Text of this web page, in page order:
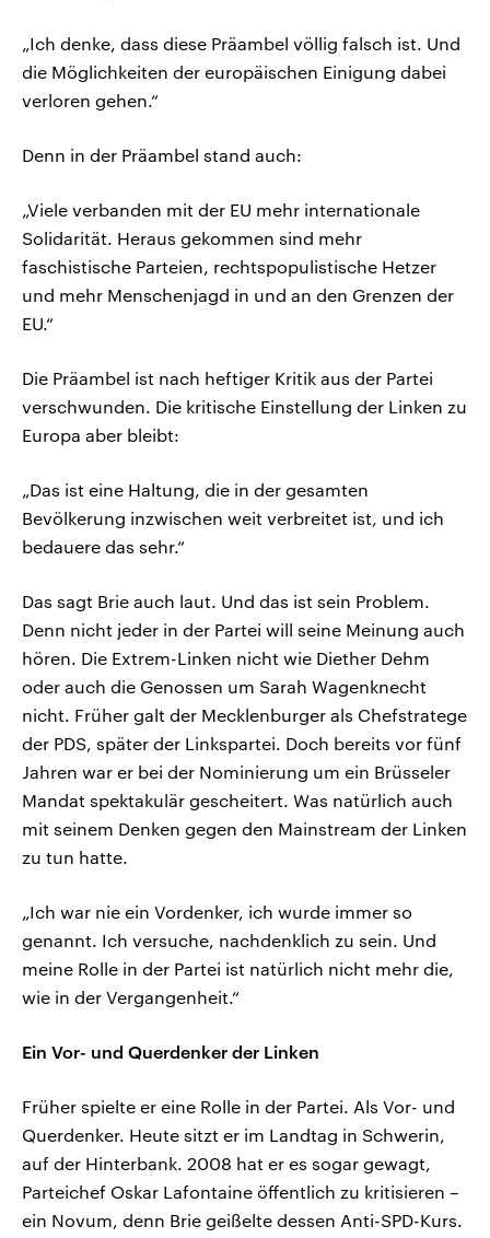
„Ich denke, dass diese Präambel völlig falsch ist. Und
die Möglichkeiten der europäischen Einigung dabei
verloren gehen.“
Denn in der Präambel stand auch:
„Viele verbanden mit der EU mehr internationale
Solidarität. Heraus gekommen sind mehr
faschistische Parteien, rechtspopulistische Hetzer
und mehr Menschenjagd in und an den Grenzen der
EU.“
Die Präambel ist nach heftiger Kritik aus der Partei
verschwunden. Die kritische Einstellung der Linken zu
Europa aber bleibt:
„Das ist eine Haltung, die in der gesamten
Bevölkerung inzwischen weit verbreitet ist, und ich
bedauere das sehr.“
Das sagt Brie auch laut. Und das ist sein Problem.
Denn nicht jeder in der Partei will seine Meinung auch
hören. Die Extrem-Linken nicht wie Diether Dehm
oder auch die Genossen um Sarah Wagenknecht
nicht. Früher galt der Mecklenburger als Chefstratege
der PDS, später der Linkspartei. Doch bereits vor fünf
Jahren war er bei der Nominierung um ein Brüsseler
Mandat spektakulär gescheitert. Was natürlich auch
mit seinem Denken gegen den Mainstream der Linken
zu tun hatte.
„Ich war nie ein Vordenker, ich wurde immer so
genannt. Ich versuche, nachdenklich zu sein. Und
meine Rolle in der Partei ist natürlich nicht mehr die,
wie in der Vergangenheit.“
Ein Vor- und Querdenker der Linken
Früher spielte er eine Rolle in der Partei. Als Vor- und
Querdenker. Heute sitzt er im Landtag in Schwerin,
auf der Hinterbank. 2008 hat er es sogar gewagt,
Parteichef Oskar Lafontaine öffentlich zu kritisieren –
ein Novum, denn Brie geißelte dessen Anti-SPD-Kurs.